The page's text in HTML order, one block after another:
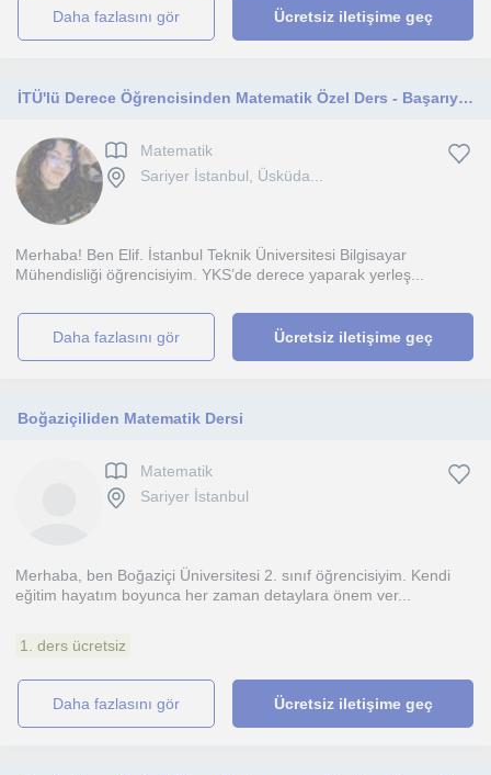
daha fazlasını gör Ücretsiz iletişime geç
İTÜ'lü Derece Öğrencisinden Matematik Özel Ders - Başarıya Giden Strateji
Matematik
Sariyer İstanbul, Üsküda...
​Merhaba! Ben Elif. İstanbul Teknik Üniversitesi Bilgisayar
Mühendisliği öğrencisiyim. YKS’de derece yaparak yerleş...
daha fazlasını gör Ücretsiz iletişime geç
Boğaziçiliden Matematik Dersi
Matematik
Sariyer İstanbul
Merhaba, ben Boğaziçi Üniversitesi 2. sınıf öğrencisiyim. Kendi
eğitim hayatım boyunca her zaman detaylara önem ver...
1. ders ücretsiz
daha fazlasını gör Ücretsiz iletişime geç